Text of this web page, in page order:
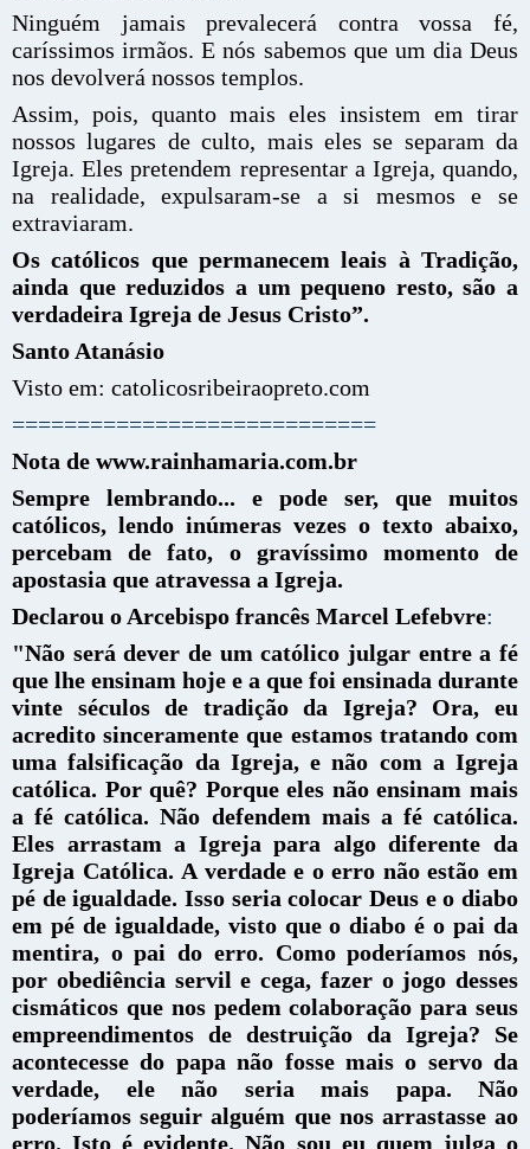
Ninguém jamais prevalecerá contra vossa fé,
caríssimos irmãos. E nós sabemos que um dia Deus
nos devolverá nossos templos.
Assim, pois, quanto mais eles insistem em tirar
nossos lugares de culto, mais eles se separam da
Igreja. Eles pretendem representar a Igreja, quando,
na realidade, expulsaram-se a si mesmos e se
extraviaram.
Os católicos que permanecem leais à Tradição,
ainda que reduzidos a um pequeno resto, são a
verdadeira Igreja de Jesus Cristo”.
Santo Atanásio
Visto em: catolicosribeiraopreto.com
============================
Nota de www.rainhamaria.com.br
Sempre lembrando... e pode ser, que muitos
católicos, lendo inúmeras vezes o texto abaixo,
percebam de fato, o gravíssimo momento de
apostasia que atravessa a Igreja.
Declarou o Arcebispo francês Marcel Lefebvre:
"Não será dever de um católico julgar entre a fé
que lhe ensinam hoje e a que foi ensinada durante
vinte séculos de tradição da Igreja? Ora, eu
acredito sinceramente que estamos tratando com
uma falsificação da Igreja, e não com a Igreja
católica. Por quê? Porque eles não ensinam mais
a fé católica. Não defendem mais a fé católica.
Eles arrastam a Igreja para algo diferente da
Igreja Católica. A verdade e o erro não estão em
pé de igualdade. Isso seria colocar Deus e o diabo
em pé de igualdade, visto que o diabo é o pai da
mentira, o pai do erro. Como poderíamos nós,
por obediência servil e cega, fazer o jogo desses
cismáticos que nos pedem colaboração para seus
empreendimentos de destruição da Igreja? Se
acontecesse do papa não fosse mais o servo da
verdade, ele não seria mais papa. Não
poderíamos seguir alguém que nos arrastasse ao
erro. Isto é evidente. Não sou eu quem julga o